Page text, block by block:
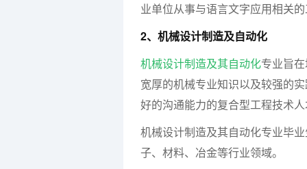
业单位从事与语言文字应用相关
2、机械设计制造及自动化
机械设计制造及其自动化专业旨
宽厚的机械专业知识以及较强的
好的沟通能力的复合型工程技术
机械设计制造及其自动化专业毕
子、材料、冶金等行业领域。